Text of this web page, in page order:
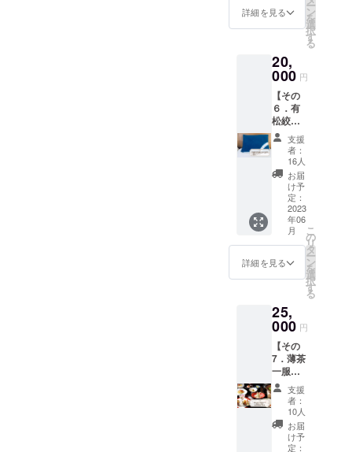
ご利用
下さっ
味しい
御干菓
子にな
る場合
がござ
いま
す。 ご
了承下
さい。
※交通費
はご自
身でご
負担く
ださ
い。 ※
トは郵
送にて
致しま
す。お
友達な
どにお
譲り頂
いても
構いま
せん。
【有効
期限】
ご連絡
日から
た生珈
ヒーと
も呼ば
れ、焙
煎して
いない
珈琲の
事を言
いま
す。こ
のパッ
ケージ
の裏側
に印字
された
QRコー
覧する
と、日
る人の
熱い、
熱い想
いが聴
ける動
画を配
信され
ていま
す。 生
珈琲
は、少
れる創
屋（か
わぐち
さん お
菓子の
味わ
い、デ
ザイン
は抜
群！
Instagr
amの
フォロ
ワー数
からも
人気が
伺えま
セッ
ト」 内
容量：
羊羹1
棹、和
三盆8個
入×2
袋、金
平糖2袋
消費期
限：羊
定）】
茶室が
ら、和
室の空
間を
使って
着物の
着付け
が出来
るよう
に学ん
でみま
せん
か？ 帯
は名古
屋帯の
お太鼓
のみの
学びに
張った
ら着物
れるよ
うにな
ります
よ！ 以
前、務
めてい
たお店
では、
詳細を見る ー
ン
を
選
択
す
る
20,
000 円
【その
６．有
松絞り
作家
安保成
子さん
が作る
作品】
多木綿
に有松
絞りを
ほどこ
した藍
染め枕
今では
稀少に
なった
天然素
材だけ
を使う
灰汁発
酵建藍
染め
（あく
はっこ
うだて
支援
者：
16人
お届
け予
定：
2023
年06
月
詳細を見る
こ
の
リ
タ
ー
ン
を
選
択
す
る
25,
000 円
【その
7．薄茶
一服＋
老舗料
亭での
祝賀ラ
ンチ会
席！食
の所作
支援
者：
10人
お届
け予
定：